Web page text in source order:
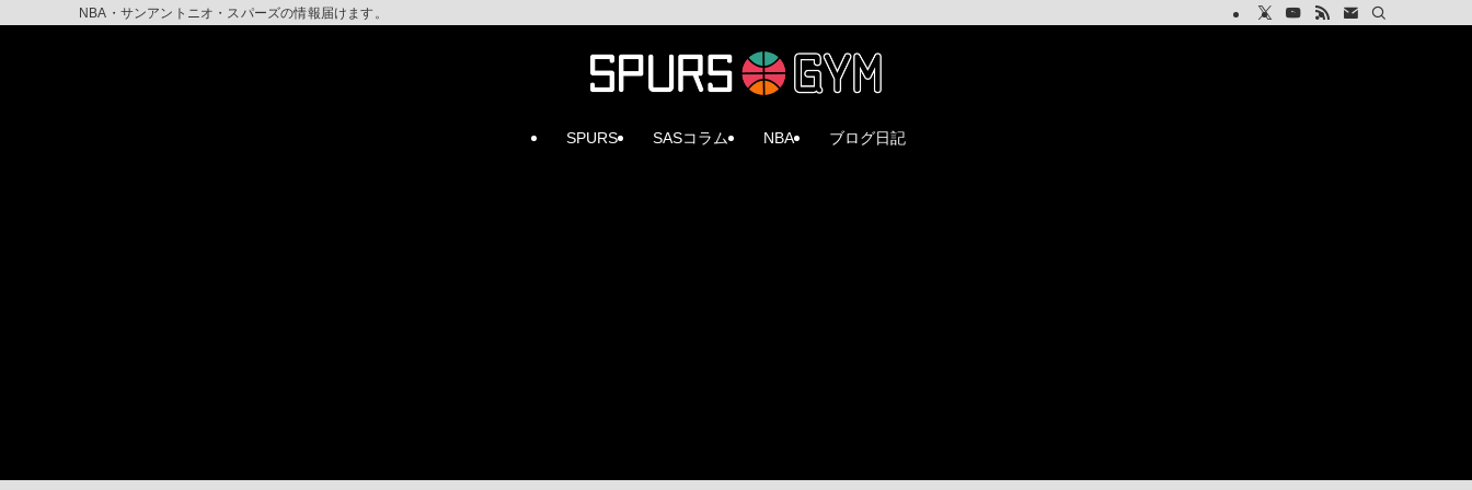
NBA・サンアントニオ・スパーズの情報届けます。
SPURS SASコラム NBA ブログ日記